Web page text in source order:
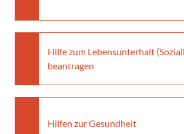
Hilfe zum Lebensunterhalt
beantragen
Hilfen zur Gesundheit